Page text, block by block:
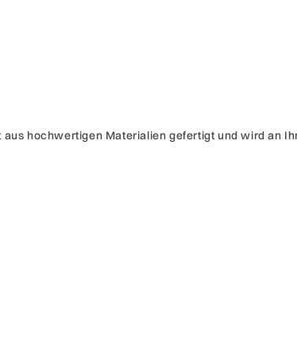
hochwertigen Materialien gefertigt und wird an